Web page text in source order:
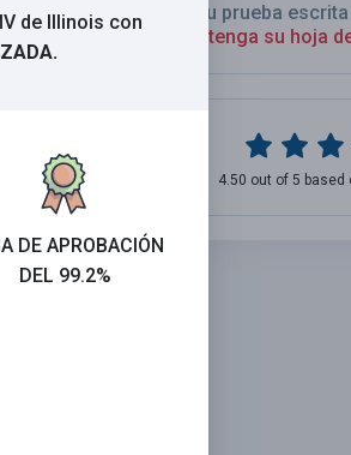
As Su prueba
Obtenga su hoja
4.50 out of 5 based
de Illinois con
DE APROBACIÓN
DEL 99.2%